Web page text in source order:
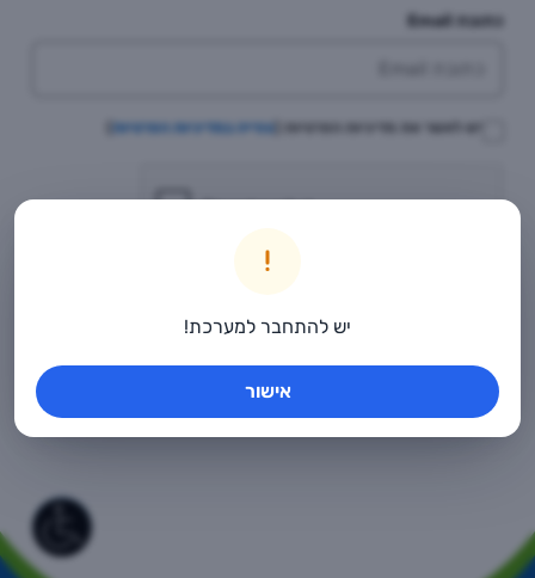
כתובת Email
יש לאשר את מדיניות הפרטיות ( צפייה במדיניות הפרטיות
יש להתחבר למערכת!
אישור